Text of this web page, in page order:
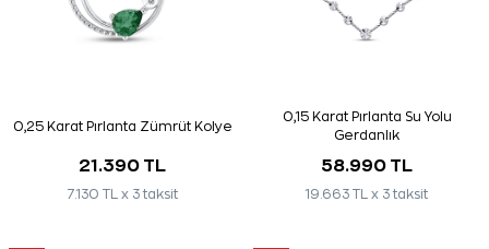
0,25 Karat Pırlanta Zümrüt Kolye
21.390 TL
7.130 TL x 3 taksit
0,15 Karat Pırlanta Su Yolu
Gerdanlık
58.990 TL
19.663 TL x 3 taksit